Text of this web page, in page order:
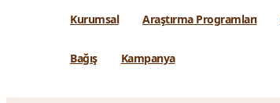
Kurumsal Araştırma Programları
Bağış Kampanya